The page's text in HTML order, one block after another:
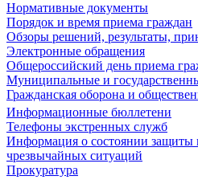
Нормативные документы
Порядок и время приема граждан
Обзоры решений, результаты,
Электронные обращения
Общероссийский день приема
Муниципальные и
Гражданская оборона и
Информационные бюллетени
Телефоны экстренных служб
Информация о состоянии защиты
чрезвычайных ситуаций
Прокуратура